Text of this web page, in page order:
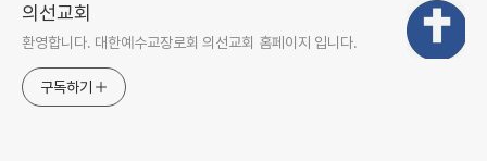
의선교회
환영합니다. 대한예수교장로회 의선교회 홈페이지 입니다.
구독하기